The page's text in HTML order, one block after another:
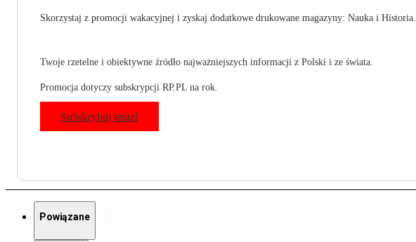
Skorzystaj z promocji wakacyjnej i zyskaj dodatkowe drukowane magazyny: Nauka i Historia.
Twoje rzetelne i obiektywne źródło najważniejszych informacji z Polski i ze świata.
Promocja dotyczy subskrypcji RP.PL na rok.
Subskrybuj teraz!
Powiązane